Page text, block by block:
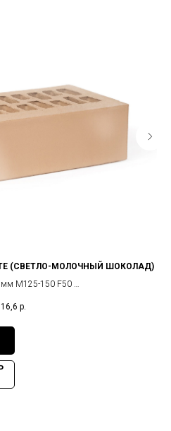
(СВЕТЛО-МОЛОЧНЫЙ ШОКОЛАД)
М125-150 F50
16,6 р.